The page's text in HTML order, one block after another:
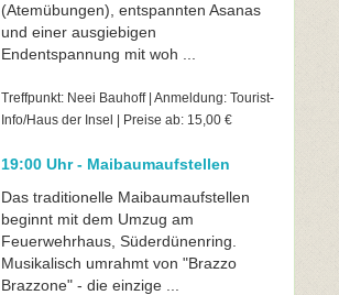
(Atemübungen), entspannten Asanas
und einer ausgiebigen
Endentspannung mit woh ...
Treffpunkt: Neei Bauhoff | Anmeldung: Tourist-
Info/Haus der Insel | Preise ab: 15,00 €
19:00 Uhr - Maibaumaufstellen
Das traditionelle Maibaumaufstellen
beginnt mit dem Umzug am
Feuerwehrhaus, Süderdünenring.
Musikalisch umrahmt von "Brazzo
Brazzone" - die einzige ...